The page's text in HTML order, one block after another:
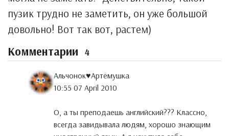
пузик трудно не заметить, он уже большой
довольно! Вот так вот, растем)
Комментарии 4
Альчонок♥Артёмушка
10:55 07 April 2010
О, а ты преподаешь английский??? Классно,
всегда завидывала людям, хорошо знающим